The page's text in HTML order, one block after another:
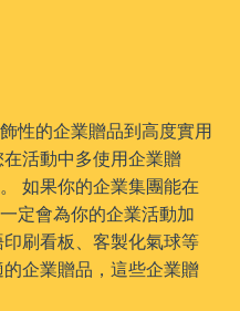
性的企業贈品到高度實用
活動中多使用企業贈
如果你的企業集團能在
定會為你的企業活動加
刷看板、客製化氣球等
企業贈品，這些企業贈